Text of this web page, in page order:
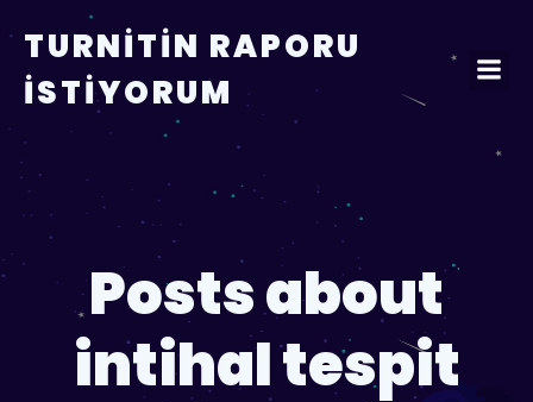
TURNITIN RAPORU
İSTIYORUM
Posts about
intihal tespit